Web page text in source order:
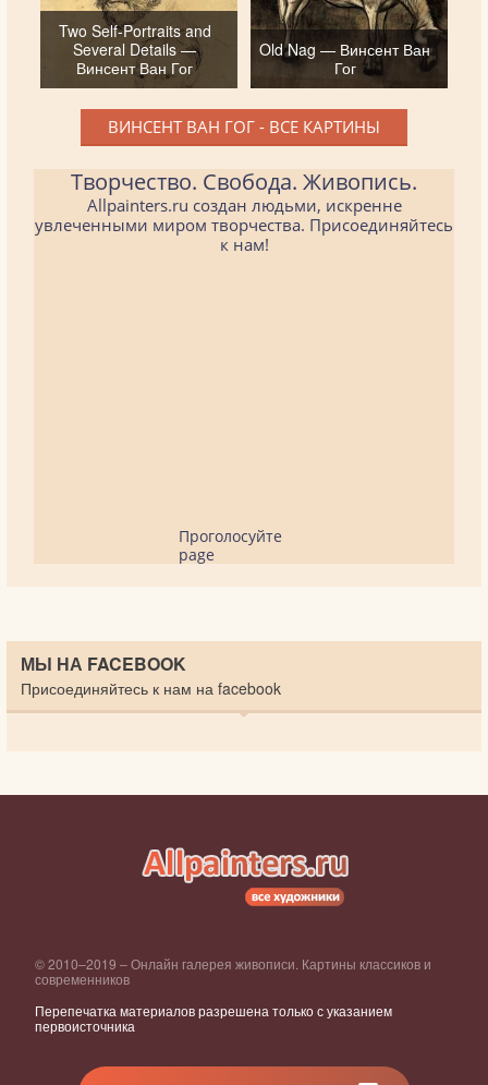
Two Self-Portraits and
Several Details —
Винсент Ван Гог
Old Nag — Винсент Ван
Гог
ВИНСЕНТ ВАН ГОГ - ВСЕ КАРТИНЫ
Творчество. Свобода. Живопись.
Allpainters.ru создан людьми, искренне
увлеченными миром творчества. Присоединяйтесь
к нам!
Проголосуйте
page
МЫ НА FACEBOOK
Присоединяйтесь к нам на facebook
© 2010–2019 – Онлайн галерея живописи. Картины классиков и
современников
Перепечатка материалов разрешена только с указанием
первоисточника